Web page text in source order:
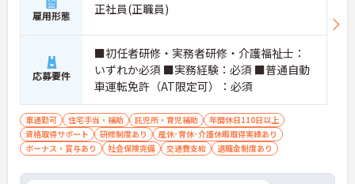
雇用形態 正社員(正職員)
応募要件
■初任者研修・実務者研修・介護福祉士：
いずれか必須 ■実務経験：必須 ■普通自動
車運転免許（AT限定可）：必須
車通勤可 住宅手当・補助 託児所・育児補助
年間休日110日以上
資格取得サポート
研修制度あり
産休･育休･介護休暇取得実績あり
ボーナス・賞与あり
社会保険完備 交通費支給 退職金制度あり